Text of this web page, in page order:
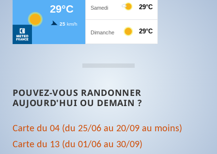
POUVEZ-VOUS RANDONNER
AUJOURD'HUI OU DEMAIN ?
Carte du 04 (du 25/06 au 20/09 au moins)
Carte du 13 (du 01/06 au 30/09)